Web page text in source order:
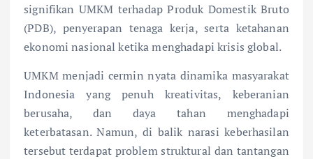
signifikan UMKM terhadap Produk Domestik Bruto
(PDB), penyerapan tenaga kerja, serta ketahanan
ekonomi nasional ketika menghadapi krisis global.
UMKM menjadi cermin nyata dinamika masyarakat
Indonesia yang penuh kreativitas, keberanian
berusaha, dan daya tahan menghadapi
keterbatasan. Namun, di balik narasi keberhasilan
tersebut terdapat problem struktural dan tantangan